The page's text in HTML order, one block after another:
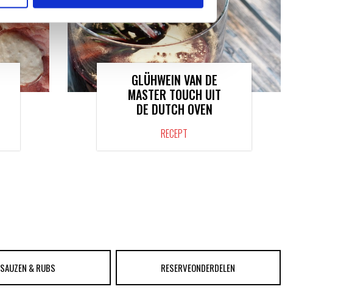
GLÜHWEIN VAN DE
MASTER TOUCH UIT
DE DUTCH OVEN
RECEPT
SAUZEN & RUBS RESERVEONDERDELEN